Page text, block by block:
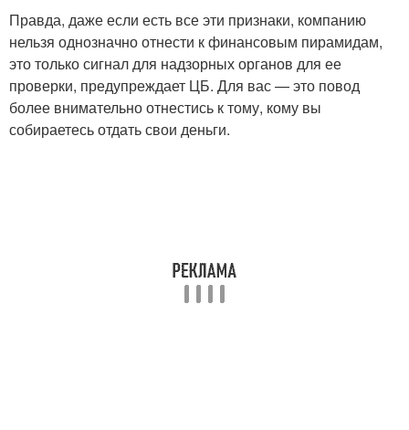
Правда, даже если есть все эти признаки, компанию
нельзя однозначно отнести к финансовым пирамидам,
это только сигнал для надзорных органов для ее
проверки, предупреждает ЦБ. Для вас — это повод
более внимательно отнестись к тому, кому вы
собираетесь отдать свои деньги.